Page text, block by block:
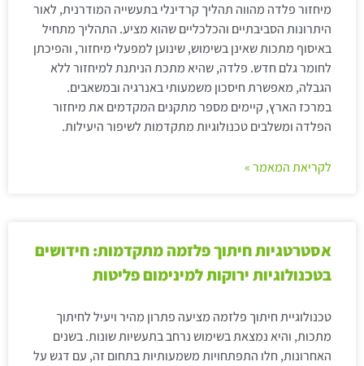
מיחזור פלדה מהווה תהליך קרדינלי בתעשייה המודרנית, לאור
היתרונות הסביבתיים והכלכליים שהוא מציע. התהליך מתחיל
באיסוף מתכות שאינן בשימוש, שינוען למפעלי מיחזור, והפיכתן
לחומר גלם חדש. פלדה, שהיא מתכת הניתנת למיחזור ללא
הגבלה, מאפשרת חיסכון משמעותי באנרגיה ובמשאבים.
במרכז הארץ, קיימים מספר מתקנים המקדמים את מיחזור
הפלדה ומשלבים טכנולוגיות מתקדמות לשיפור היעילות.
לקריאת המאמר »
אסטרטגיות חיתוך פלזמה מתקדמות: חידושים
בטכנולוגיות ירוקות למינימום פליטות
טכנולוגיית חיתוך פלזמה מציעה פתרון מהיר ויעיל לחיתוך
מתכות, והיא נמצאת בשימוש נרחב בתעשיות שונות. בשנים
האחרונות, חלו התפתחויות משמעותיות בתחום זה, עם דגש על